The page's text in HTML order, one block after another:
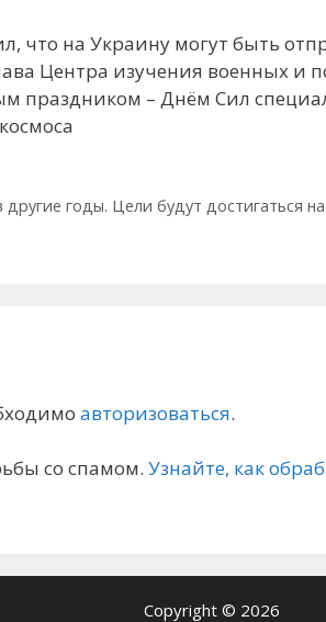
что на Украину могут быть
Центра изучения военных и
праздником – Днём Сил
годы. Цели будут достигаться
авторизоваться.
со спамом. Узнайте, как
Copyright © 2026